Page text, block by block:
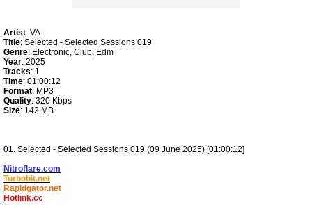
Artist: VA
Title: Selected - Selected Sessions 019
Genre: Electronic, Club, Edm
Year: 2025
Tracks: 1
Time: 01:00:12
Format: MP3
Quality: 320 Kbps
Size: 142 MB
01. Selected - Selected Sessions 019 (09 June 2025) [01:00:12]
Nitroflare.com
Turbobit.net
Rapidgator.net
Hotlink.cc